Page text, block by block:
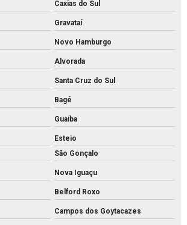
concreto
concreto
canaleta
Caxias do Sul
Gravataí
Novo Hamburgo
Alvorada
Santa Cruz do Sul
Bagé
Guaíba
Esteio
São Gonçalo
Nova Iguaçu
Belford Roxo
Campos dos Goytacazes